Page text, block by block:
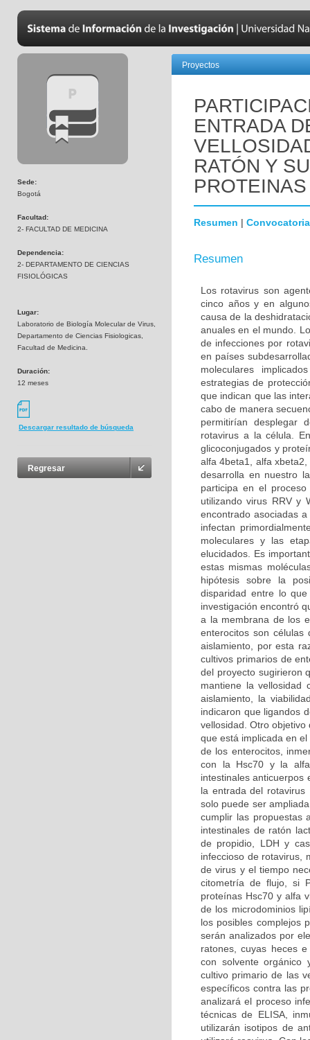
Sede:
Bogotá
Facultad:
2- FACULTAD DE MEDICINA
Dependencia:
2- DEPARTAMENTO DE CIENCIAS
FISIOLÓGICAS
Lugar:
Laboratorio de Biología Molecular de Virus,
Departamento de Ciencias Fisiologicas,
Facultad de Medicina.
Duración:
12 meses
Descargar resultado de búsqueda
Regresar
Proyectos
ENTRADA
RATÓN Y
Resumen | Convocatoria
Resumen
Los rotavirus son
cinco años y en
causa de la
anuales en el mundo.
de infecciones por
en países
moleculares
estrategias de
que indican que las
cabo de manera
permitirían desplegar
rotavirus a la célula.
glicoconjugados y
alfa 4beta1, alfa
desarrolla en nuestro
participa en el
utilizando virus RRV y
encontrado asociadas
infectan
moleculares y las
elucidados. Es
estas mismas
hipótesis sobre la
disparidad entre lo
investigación encontró
a la membrana de los
enterocitos son células
aislamiento, por esta
cultivos primarios de
del proyecto sugirieron
mantiene la vellosidad
aislamiento, la
indicaron que ligandos
vellosidad. Otro
que está implicada en
de los enterocitos,
con la Hsc70 y la alfa
intestinales anticuerpos
la entrada del
solo puede ser
cumplir las propuestas
intestinales de ratón
de propidio, LDH y
infeccioso de rotavirus,
de virus y el tiempo
citometría de flujo, si
proteínas Hsc70 y alfa
de los microdominios
los posibles complejos
serán analizados por
ratones, cuyas heces
con solvente orgánico
cultivo primario de las
específicos contra las
analizará el proceso
técnicas de ELISA,
utilizarán isotipos de